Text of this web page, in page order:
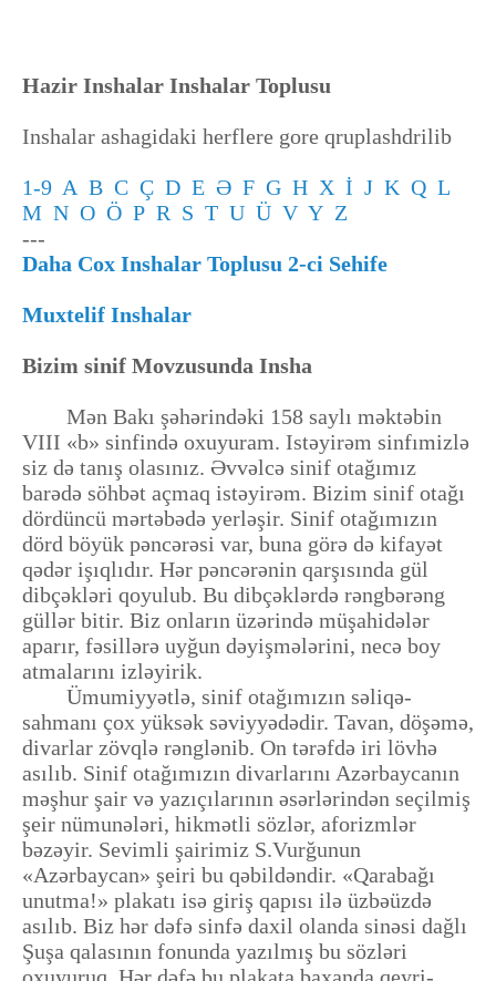
Hazir Inshalar Inshalar Toplusu
Inshalar ashagidaki herflere gore qruplashdrilib
1-9 A B C Ç D E Ə F G H X İ J K Q L
M N O Ö P R S T U Ü V Y Z
---
Daha Cox Inshalar Toplusu 2-ci Sehife
Muxtelif Inshalar
Bizim sinif Movzusunda Insha
Mən Bakı şəhərindəki 158 saylı məktəbin
VIII «b» sinfində oxuyuram. Istəyirəm sinfımizlə
siz də tanış olasınız. Əvvəlcə sinif otağımız
barədə söhbət açmaq istəyirəm. Bizim sinif otağı
dördüncü mərtəbədə yerləşir. Sinif otağımızın
dörd böyük pəncərəsi var, buna görə də kifayət
qədər işıqlıdır. Hər pəncərənin qarşısında gül
dibçəkləri qoyulub. Bu dibçəklərdə rəngbərəng
güllər bitir. Biz onların üzərində müşahidələr
aparır, fəsillərə uyğun dəyişmələrini, necə boy
atmalarını izləyirik.
Ümumiyyətlə, sinif otağımızın səliqə-
sahmanı çox yüksək səviyyədədir. Tavan, döşəmə,
divarlar zövqlə rənglənib. On tərəfdə iri lövhə
asılıb. Sinif otağımızın divarlarını Azərbaycanın
məşhur şair və yazıçılarının əsərlərindən seçilmiş
şeir nümunələri, hikmətli sözlər, aforizmlər
bəzəyir. Sevimli şairimiz S.Vurğunun
«Azərbaycan» şeiri bu qəbildəndir. «Qarabağı
unutma!» plakatı isə giriş qapısı ilə üzbəüzdə
asılıb. Biz hər dəfə sinfə daxil olanda sinəsi dağlı
Şuşa qalasının fonunda yazılmış bu sözləri